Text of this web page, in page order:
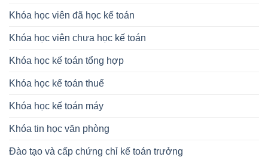
Khóa học viên đã học kế toán
Khóa học viên chưa học kế toán
Khóa học kế toán tổng hợp
Khóa học kế toán thuế
Khóa học kế toán máy
Khóa tin học văn phòng
Đào tạo và cấp chứng chỉ kế toán trưởng